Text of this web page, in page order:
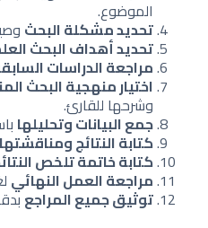
الموضوع.
تحديد مشكلة البحث
تحديد أهداف البحث
مراجعة الدراسات السابقة
اختيار منهجية البحث
وشرحها للقارئ.
جمع البيانات وتحليلها
كتابة النتائج ومناقشتها
كتابة خاتمة تلخص النتائج
مراجعة العمل النهائي
توثيق جميع المراجعبدقة